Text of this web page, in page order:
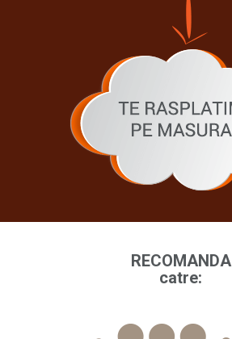
RECOMANDA
catre: